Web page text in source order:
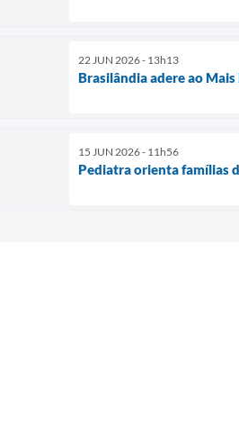
22 JUN 2026 - 13h13
Brasilândia adere ao
15 JUN 2026 - 11h56
Pediatra orienta famílias